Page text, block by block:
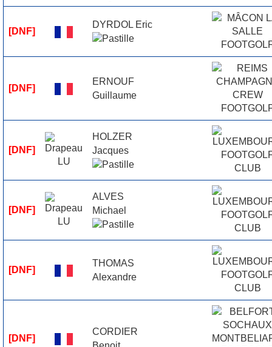
[DNF]
DYRDOL Eric
[DNF]
ERNOUF
Guillaume
[DNF]
HOLZER
Jacques
[DNF]
ALVES
Michael
[DNF]
THOMAS
Alexandre
[DNF]
CORDIER